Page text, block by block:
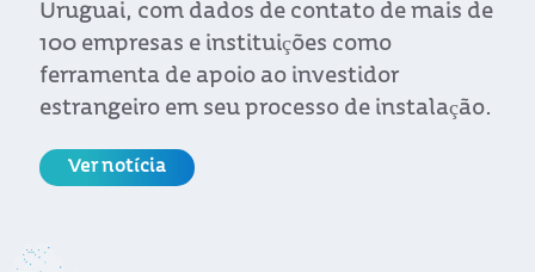
Uruguai, com dados de contato de mais de
100 empresas e instituições como
ferramenta de apoio ao investidor
estrangeiro em seu processo de instalação.
Ver notícia